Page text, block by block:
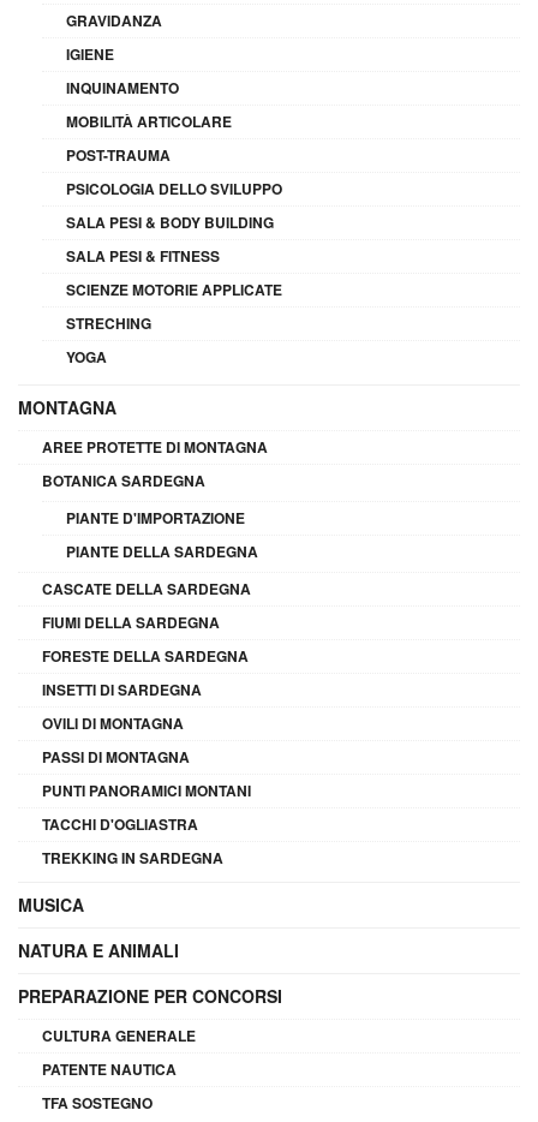
GRAVIDANZA
IGIENE
INQUINAMENTO
MOBILITÀ ARTICOLARE
POST-TRAUMA
PSICOLOGIA DELLO SVILUPPO
SALA PESI & BODY BUILDING
SALA PESI & FITNESS
SCIENZE MOTORIE APPLICATE
STRECHING
YOGA
MONTAGNA
AREE PROTETTE DI MONTAGNA
BOTANICA SARDEGNA
PIANTE D'IMPORTAZIONE
PIANTE DELLA SARDEGNA
CASCATE DELLA SARDEGNA
FIUMI DELLA SARDEGNA
FORESTE DELLA SARDEGNA
INSETTI DI SARDEGNA
OVILI DI MONTAGNA
PASSI DI MONTAGNA
PUNTI PANORAMICI MONTANI
TACCHI D'OGLIASTRA
TREKKING IN SARDEGNA
MUSICA
NATURA E ANIMALI
PREPARAZIONE PER CONCORSI
CULTURA GENERALE
PATENTE NAUTICA
TFA SOSTEGNO